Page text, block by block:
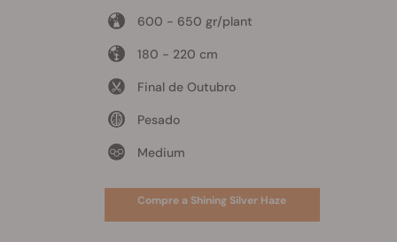
600 - 650 gr/plant
180 - 220 cm
Final de Outubro
Pesado
Medium
Compre a Shining Silver Haze